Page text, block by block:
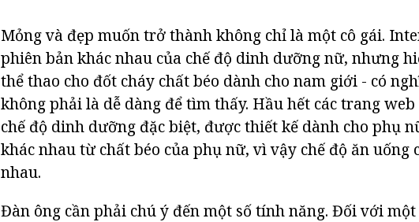
Mỏng và đẹp muốn trở thành không chỉ là một cô gái.
phiên bản khác nhau của chế độ dinh dưỡng nữ, nhưng
thể thao cho đốt cháy chất béo dành cho nam giới - có
không phải là dễ dàng để tìm thấy. Hầu hết các trang
chế độ dinh dưỡng đặc biệt, được thiết kế dành cho phụ
khác nhau từ chất béo của phụ nữ, vì vậy chế độ ăn uống
nhau.
Đàn ông cần phải chú ý đến một số tính năng. Đối với